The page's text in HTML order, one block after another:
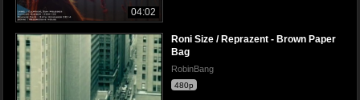
04:02
Roni Size / Reprazent - Brown Paper
Bag
RobinBang
480p